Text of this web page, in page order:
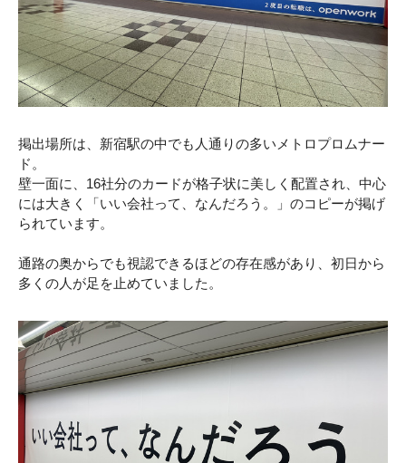
掲出場所は、新宿駅の中でも人通りの多いメトロプロムナー
ド。
壁一面に、16社分のカードが格子状に美しく配置され、中心
には大きく「いい会社って、なんだろう。」のコピーが掲げ
られています。
通路の奥からでも視認できるほどの存在感があり、初日から
多くの人が足を止めていました。